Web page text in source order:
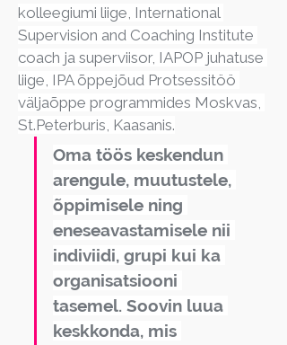
kolleegiumi liige, International
Supervision and Coaching Institute
coach ja superviisor, IAPOP juhatuse
liige, IPA õppejõud Protsessitöö
väljaõppe programmides Moskvas,
St.Peterburis, Kaasanis.
Oma töös keskendun
arengule, muutustele,
õppimisele ning
eneseavastamisele nii
indiviidi, grupi kui ka
organisatsiooni
tasemel. Soovin luua
keskkonda, mis